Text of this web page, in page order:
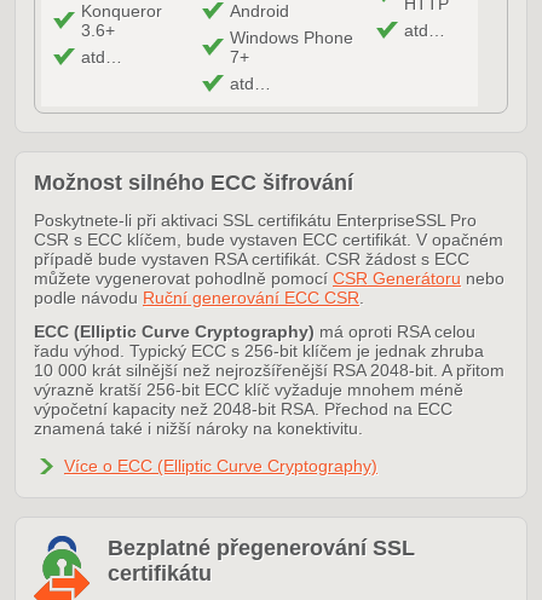
Konqueror
3.6+
atd…
Android
Windows Phone
7+
atd…
atd…
Možnost silného ECC šifrování
Poskytnete-li při aktivaci SSL certifikátu EnterpriseSSL Pro
CSR s ECC klíčem, bude vystaven ECC certifikát. V opačném
případě bude vystaven RSA certifikát. CSR žádost s ECC
můžete vygenerovat pohodlně pomocí CSR Generátoru nebo
podle návodu Ruční generování ECC CSR
ECC (Elliptic Curve Cryptography) má oproti RSA celou
řadu výhod. Typický ECC s 256-bit klíčem je jednak zhruba
10 000 krát silnější než nejrozšířenější RSA 2048-bit. A přitom
výrazně kratší 256-bit ECC klíč vyžaduje mnohem méně
výpočetní kapacity než 2048-bit RSA. Přechod na ECC
znamená také i nižší nároky na konektivitu.
Více o ECC (Elliptic Curve Cryptography)
Bezplatné přegenerování SSL
certifikátu